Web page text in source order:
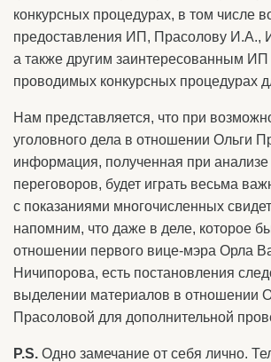
конкурсных процедурах, в том числе
предоставления ИП, Прасолову И.А.,
а также другим заинтересованным
проводимых конкурсных процедурах
Нам представляется, что при
уголовного дела в отношении Ольги
информация, полученная при
переговоров, будет играть весьма
с показаниями многочисленных
напомним, что даже в деле, которое
отношении первого вице-мэра Орла
Ничипорова, есть постановления
выделении материалов в отношении
Прасоловой для дополнительной
P.S. Одно замечание от себя лично.